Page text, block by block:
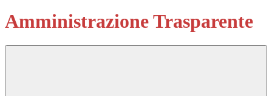
Amministrazione Trasparente